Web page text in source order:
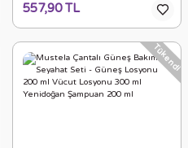
557,90 TL
Tükendi